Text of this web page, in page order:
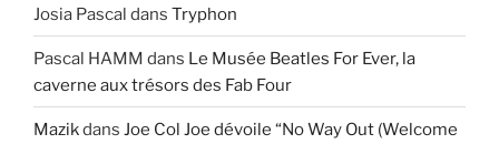
Josia Pascal dans Tryphon
Pascal HAMM dans Le Musée Beatles For Ever, la
caverne aux trésors des Fab Four
Mazikdans Joe Col Joe dévoile “No Way Out (Welcome